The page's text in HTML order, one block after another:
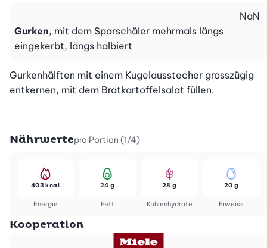
Gurken, mit dem Sparschäler mehrmals längs
eingekerbt, längs halbiert
NaN
Gurkenhälften mit einem Kugelausstecher grosszügig
entkernen, mit dem Bratkartoffelsalat füllen.
Nährwertepro Portion (1/4)
Energie
403 kcal
Fett
24 g
Kohlenhydrate
28 g
Eiweiss
20 g
Kooperation